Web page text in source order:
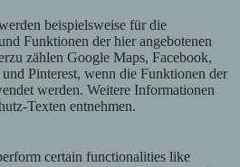
beispielsweise für die
Funktionen der hier angebotenen
zählen Google Maps, Facebook,
Pinterest, wenn die Funktionen der
werden. Weitere Informationen
Texten entnehmen.
certain functionalities like